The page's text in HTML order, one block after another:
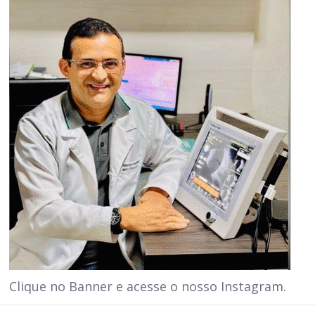
Clique no Banner e acesse o nosso Instagram.